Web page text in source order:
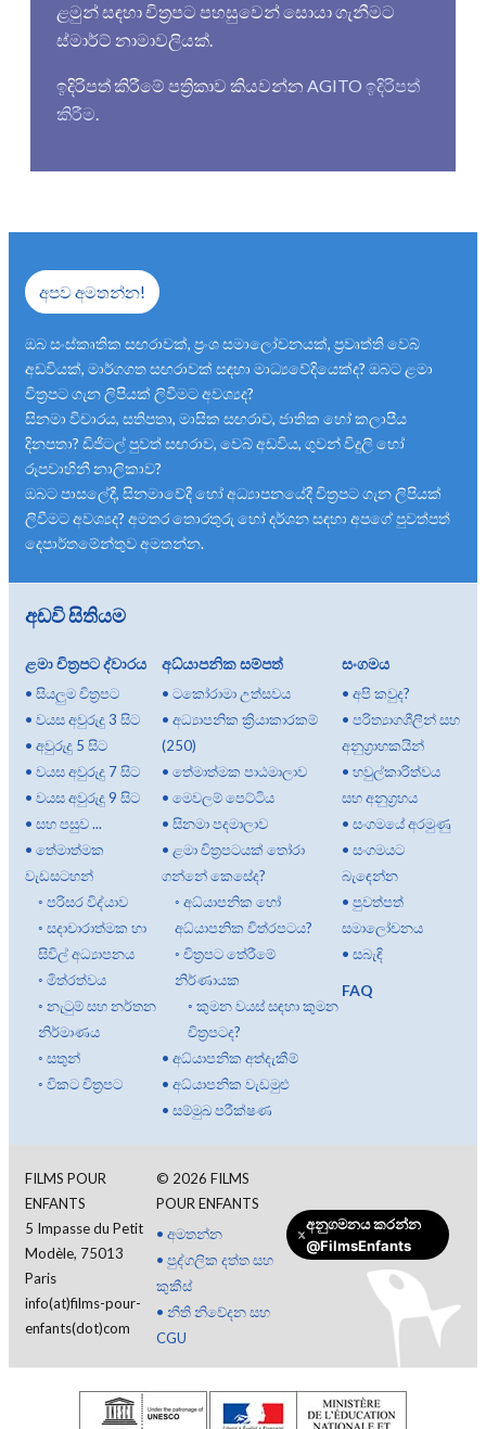
ළමුන් සඳහා චිත්‍රපට පහසුවෙන් සොයා ගැනීමට
ස්මාර්ට් නාමාවලියක්.
ඉදිරිපත් කිරීමේ පත්‍රිකාව කියවන්න AGITO ඉදිරිපත්
කිරීම.
අපව අමතන්න!
ඔබ සංස්කෘතික සඟරාවක්, ප්‍රංශ සමාලෝචනයක්, ප්‍රවෘත්ති වෙබ්
අඩවියක්, මාර්ගගත සඟරාවක් සඳහා මාධ්‍යවේදියෙක්ද? ඔබට ළමා
චිත්‍රපට ගැන ලිපියක් ලිවීමට අවශ්‍යද?
සිනමා විචාරය, සතිපතා, මාසික සඟරාව, ජාතික හෝ කලාපීය
දිනපතා? ඩිජිටල් පුවත් සඟරාව, වෙබ් අඩවිය, ගුවන් විදුලි හෝ
රූපවාහිනී නාලිකාව?
ඔබට පාසලේදී, සිනමාවේදී හෝ අධ්‍යාපනයේදී චිත්‍රපට ගැන ලිපියක්
ලිවීමට අවශ්‍යද? අමතර තොරතුරු හෝ දර්ශන සඳහා අපගේ පුවත්පත්
දෙපාර්තමේන්තුව අමතන්න.
අඩවි සිතියම
ළමා චිත්‍රපට ද්වාරය
• සියලුම චිත්‍රපට
• වයස අවුරුදු 3 සිට
• අවුරුදු 5 සිට
• වයස අවුරුදු 7 සිට
• වයස අවුරුදු 9 සිට
• සහ පසුව ...
• තේමාත්මක
වැඩසටහන්
◦ පරිසර විද්යාව
◦ සදාචාරාත්මක හා
සිවිල් අධ්‍යාපනය
◦ මිත්රත්වය
◦ නැටුම් සහ නර්තන
නිර්මාණය
◦ සතුන්
◦ විකට චිත්‍රපට
අධ්යාපනික සම්පත්
• ටකෝරාමා උත්සවය
• අධ්‍යාපනික ක්‍රියාකාරකම්
(250)
• තේමාත්මක පාඨමාලාව
• මෙවලම් පෙට්ටිය
• සිනමා පදමාලාව
• ළමා චිත්‍රපටයක් තෝරා
ගන්නේ කෙසේද?
◦ අධ්යාපනික හෝ
අධ්යාපනික චිත්රපටය?
◦ චිත්‍රපට තේරීමේ
නිර්ණායක
◦ කුමන වයස් සඳහා කුමන
චිත්‍රපටද?
• අධ්යාපනික අත්දැකීම්
• අධ්යාපනික වැඩමුළු
• සම්මුඛ පරීක්ෂණ
සංගමය
•අපි කවුද?
•පරිත්‍යාගශීලීන් සහ
අනුග්‍රාහකයින්
•හවුල්කාරිත්වය
සහ අනුග්‍රහය
•සංගමයේ අරමුණු
•සංගමයට
බැඳෙන්න
•පුවත්පත්
සමාලෝචනය
•සබැඳි
FAQ
FILMS POUR
ENFANTS
5 Impasse du Petit
Modèle, 75013
Paris
info(at)films-pour-
enfants(dot)com
© 2026 FILMS
POUR ENFANTS
• අමතන්න
• පුද්ගලික දත්ත සහ
කුකීස්
• නීති නිවේදන සහ
CGU
අනුගමනය කරන්න
@FilmsEnfants